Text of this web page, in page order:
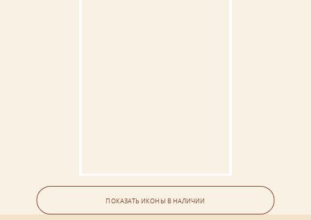
Икона «Стефан Махрищский,
преподобный»
ПОКАЗАТЬ ИКОНЫ В НАЛИЧИИ